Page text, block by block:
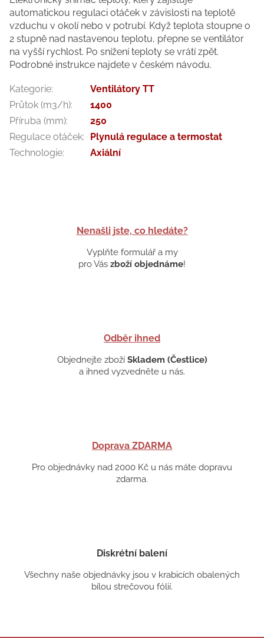
Nenašli jste, co hledáte?
Vyplňte formulář a my
pro Vás zboží objednáme!
Odběr ihned
Objednejte zboží Skladem (Čestlice)
a ihned vyzvedněte u nás.
Doprava ZDARMA
Pro objednávky nad 2000 Kč u nás máte dopravu
zdarma.
Diskrétní balení
Všechny naše objednávky jsou v krabicích obalených
bílou strečovou fólií.
automatickou regulaci otáček v závislosti na teplotě
vzduchu v okolí nebo v potrubí. Když teplota stoupne o
2 stupně nad nastavenou teplotu, přepne se ventilátor
na vyšší rychlost. Po snížení teploty se vrátí zpět.
Podrobné instrukce najdete v českém návodu.
Kategorie:
Ventilátory TT
Průtok (m3/h):
1400
Příruba (mm):
250
Regulace otáček:
Plynulá regulace a termostat
Technologie: Axiální